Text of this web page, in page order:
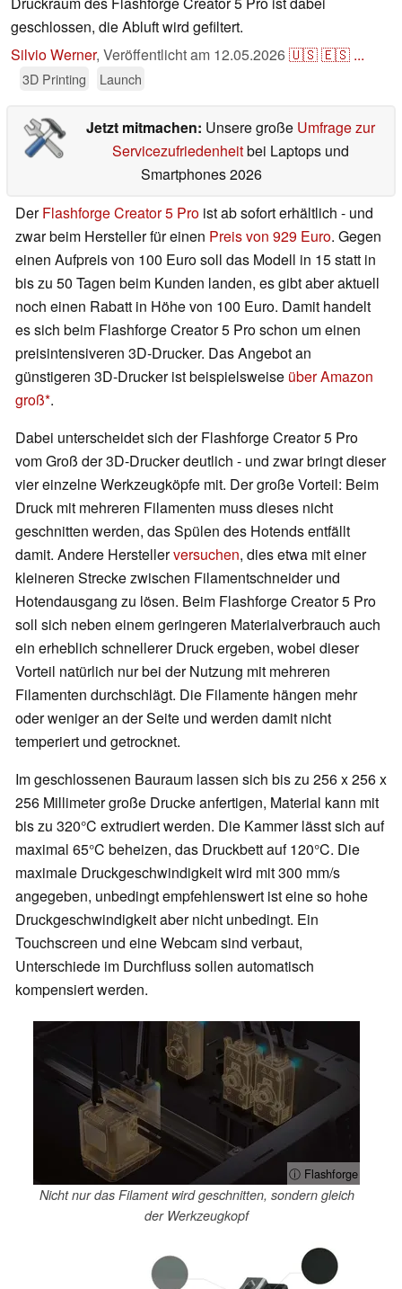
geschlossen, die Abluft wird gefiltert.
Silvio Werner, Veröffentlicht am 12.05.2026🇺🇸🇪🇸 ...
3D Printing Launch
Jetzt mitmachen: Unsere große Umfrage zur
Servicezufriedenheitbei Laptops und
Smartphones 2026
DerFlashforge Creator 5 Pro ist ab sofort erhältlich - und
zwar beim Hersteller für einen Preis von 929 Euro. Gegen
einen Aufpreis von 100 Euro soll das Modell in 15 statt in
bis zu 50 Tagen beim Kunden landen, es gibt aber aktuell
noch einen Rabatt in Höhe von 100 Euro. Damit handelt
es sich beim Flashforge Creator 5 Pro schon um einen
preisintensiveren 3D-Drucker. Das Angebot an
günstigeren 3D-Drucker ist beispielsweise über Amazon
groß .
Dabei unterscheidet sich der Flashforge Creator 5 Pro
vom Groß der 3D-Drucker deutlich - und zwar bringt dieser
vier einzelne Werkzeugköpfe mit. Der große Vorteil: Beim
Druck mit mehreren Filamenten muss dieses nicht
geschnitten werden, das Spülen des Hotends entfällt
damit. Andere Herstellerversuchen, dies etwa mit einer
kleineren Strecke zwischen Filamentschneider und
Hotendausgang zu lösen. Beim Flashforge Creator 5 Pro
soll sich neben einem geringeren Materialverbrauch auch
ein erheblich schnellerer Druck ergeben, wobei dieser
Vorteil natürlich nur bei der Nutzung mit mehreren
Filamenten durchschlägt. Die Filamente hängen mehr
oder weniger an der Seite und werden damit nicht
temperiert und getrocknet.
Im geschlossenen Bauraum lassen sich bis zu 256 x 256 x
256 Millimeter große Drucke anfertigen, Material kann mit
bis zu 320°C extrudiert werden. Die Kammer lässt sich auf
maximal 65°C beheizen, das Druckbett auf 120°C. Die
maximale Druckgeschwindigkeit wird mit 300 mm/s
angegeben, unbedingt empfehlenswert ist eine so hohe
Druckgeschwindigkeit aber nicht unbedingt. Ein
Touchscreen und eine Webcam sind verbaut,
Unterschiede im Durchfluss sollen automatisch
kompensiert werden.
ⓘ Flashforge
Nicht nur das Filament wird geschnitten, sondern gleich
der Werkzeugkopf